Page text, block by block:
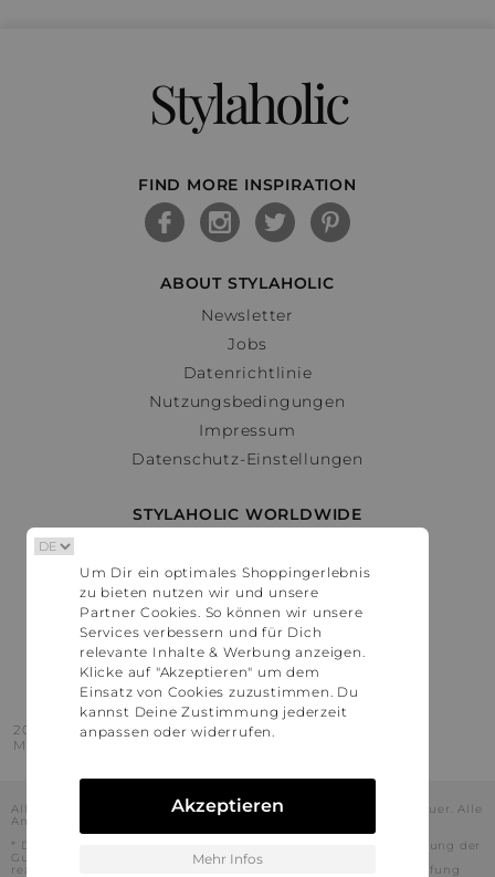
Stylaholic
FIND MORE INSPIRATION
ABOUT STYLAHOLIC
Newsletter
Jobs
Datenrichtlinie
Nutzungsbedingungen
Impressum
Datenschutz-Einstellungen
STYLAHOLIC WORLDWIDE
Österreich
Schweiz
France
United States
2016 - 2026 © Stylaholic.
Made for you with love in munich.
Alle Preise inkl. der jeweils geltenden gesetzlichen Mehrwertsteuer. Alle
Angaben ohne Gewähr.
* Die angezeigten Preise beinhalten Rabatte, die durch die Nutzung der
Gutschein-Codes auf den Seiten unserer Partner voraussichtlich
realisiert werden können. Stylaholic führt keine vollständige Prüfung
Um Dir ein optimales Shoppingerlebnis
zu bieten nutzen wir und unsere
Partner Cookies. So können wir unsere
Services verbessern und für Dich
relevante Inhalte & Werbung anzeigen.
Klicke auf "Akzeptieren" um dem
Einsatz von Cookies zuzustimmen. Du
kannst Deine Zustimmung jederzeit
anpassen oder widerrufen.
Akzeptieren
Mehr Infos